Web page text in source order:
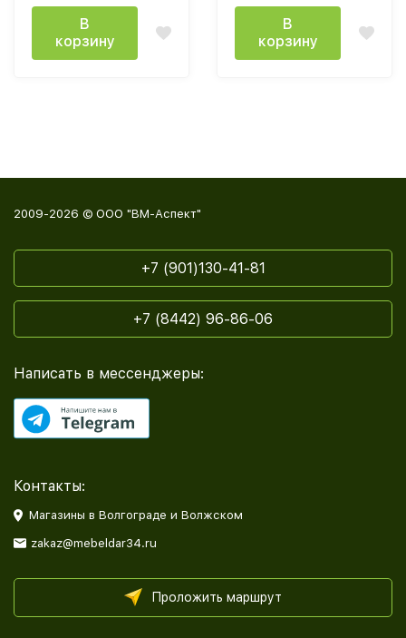
В
корзину
Кашемир
В
корзину
2009-2026 © ООО "ВМ-Аспект"
+7 (901)130-41-81
+7 (8442) 96-86-06
Написать в мессенджеры:
Контакты:
Магазины в Волгограде и Волжском
zakaz@mebeldar34.ru
Проложить маршрут